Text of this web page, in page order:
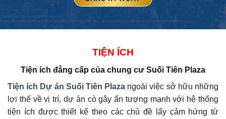
TIỆN ÍCH
Tiện ích đẳng cấp của chung cư Suối Tiên Plaza
Tiện ích Dự án Suối Tiên Plaza ngoài việc sở hữu những
lợi thế về vị trí, dự án cò gây ấn tượng mạnh với hệ thống
tiện ích được thiết kế theo các chủ đề lấy cảm hứng từ